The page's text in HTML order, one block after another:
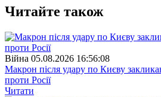
Читайте також
Війна 05.08.2026 16:56:08
Макрон після удару по Києву
проти Росії
Читати